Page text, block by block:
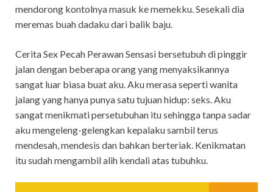
mendorong kontolnya masuk ke memekku. Sesekali dia
meremas buah dadaku dari balik baju.
Cerita Sex Pecah Perawan Sensasi bersetubuh di pinggir
jalan dengan beberapa orang yang menyaksikannya
sangat luar biasa buat aku. Aku merasa seperti wanita
jalang yang hanya punya satu tujuan hidup: seks. Aku
sangat menikmati persetubuhan itu sehingga tanpa sadar
aku mengeleng-gelengkan kepalaku sambil terus
mendesah, mendesis dan bahkan berteriak. Kenikmatan
itu sudah mengambil alih kendali atas tubuhku.